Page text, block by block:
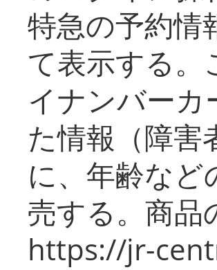
特急の予約情
て表示する。
イナンバー
た情報（障害
に、年齢など
売する。商品
https://jr-